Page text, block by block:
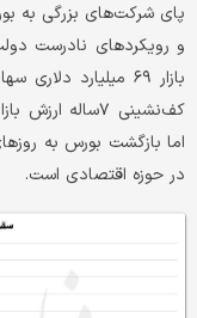
پای شرکت‌های بزرگی به
و رویکردهای نادرست
بازار ۶۹ میلیارد
کف‌نشینی ۷ساله
اما بازگشت بورس به
در حوزه اقتصادی است.